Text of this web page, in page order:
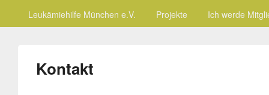
Leukämiehilfe München e.V. Projekte Ich werde
Kontakt